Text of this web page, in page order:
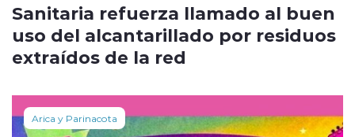
Sanitaria refuerza llamado al buen
uso del alcantarillado por residuos
extraídos de la red
Arica y Parinacota